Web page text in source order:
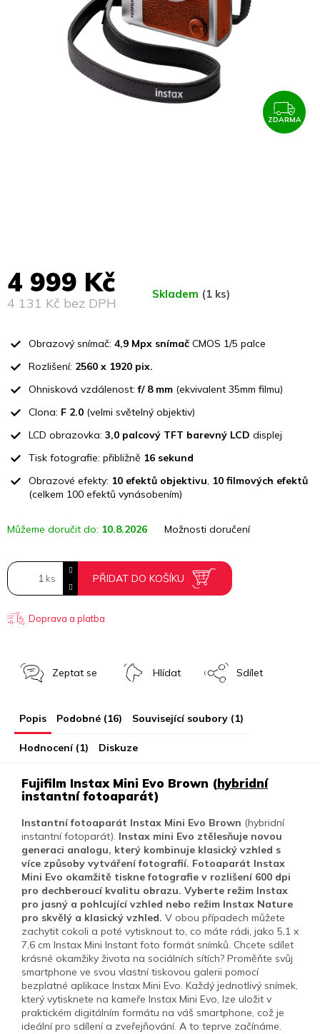
Z
ZDARMA
4 999 Kč
4 131 Kč bez DPH
cena:
Skladem (1 ks)
Můžeme doručit do: 10.8.2026 Možnosti doručení
PŘIDAT DO KOŠÍKU
Obrazový snímač: 4,9 Mpx snímač CMOS 1/5 palce
Rozlišení: 2560 x 1920 pix.
Ohnisková vzdálenost:f/ 8 mm (ekvivalent 35mm filmu)
Clona: F 2.0 (velmi světelný objektiv)
LCD obrazovka: 3,0 palcový TFT barevný LCD displej
Tisk fotografie: přibližně 16 sekund
Obrazové efekty: 10 efektů objektivu, 10 filmových efektů
(celkem 100 efektů vynásobením)
Doprava a platba
Zeptat se Hlídat Sdílet
Popis Podobné (16) Související soubory (1)
Hodnocení (1) Diskuze
Fujifilm Instax Mini Evo Brown (hybridní
instantní fotoaparát)
Instantní fotoaparát Instax Mini Evo Brown (hybridní
instantní fotoparát). Instax mini Evo ztělesňuje novou
generaci analogu, který kombinuje klasický vzhled s
více způsoby vytváření fotografií. Fotoaparát Instax
Mini Evo okamžitě tiskne fotografie v rozlišení 600 dpi
pro dechberoucí kvalitu obrazu. Vyberte režim Instax
pro jasný a pohlcující vzhled nebo režim Instax Nature
pro skvělý a klasický vzhled. V obou případech můžete
zachytit cokoli a poté vytisknout to, co máte rádi, jako 5,1 x
7,6 cm Instax Mini Instant foto formát snímků. Chcete sdílet
krásné okamžiky života na sociálních sítích? Proměňte svůj
smartphone ve svou vlastní tiskovou galerii pomocí
bezplatné aplikace Instax Mini Evo. Každý jednotlivý snímek,
který vytisknete na kameře Instax Mini Evo, lze uložit v
praktickém digitálním formátu na váš smartphone, což je
ideální pro sdílení a zveřejňování. A to teprve začínáme.